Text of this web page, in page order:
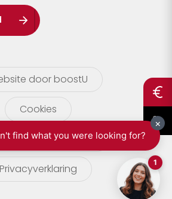
door boostU
Cookies
Privacyverklaring